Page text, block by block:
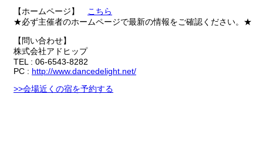
【ホームページ】 こちら
★必ず主催者のホームページで最新の情報をご確認ください。★
【問い合わせ】
株式会社アドヒップ
TEL : 06-6543-8282
PC : http://www.dancedelight.net/
>>会場近くの宿を予約する